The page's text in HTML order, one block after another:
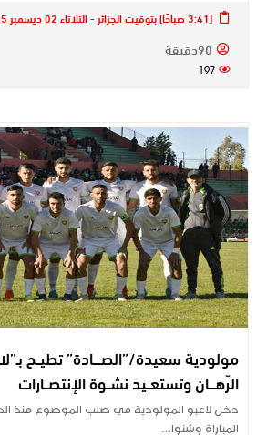
[3:41 صباحًا] بتوقيت الجزائر - الثلاثاء 02 ديسمبر 2025
90دقيقة
197
مولودية سعيدة/”الصــــادة” تطيــح
الرِّهـــان وتستعــيد نشــوة الإنتصــارات
دخل لاعبو المولودية في صلب الموضوع منذ
المباراة وشنوا…